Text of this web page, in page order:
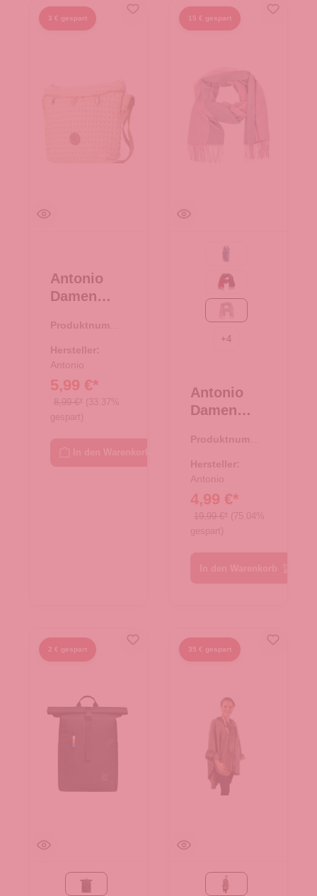
3 € gespart
Antonio
Damen
Tasche XS
- beige
Produktnumme
Hersteller:
Antonio
5,99 €*
8,99 €* (33.37%
gespart)
15 € gespart
69-navy
bordeaux/grau
+4
Antonio
Damen
Cashmera
- rosa/grau
Produktnumme
Hersteller:
Antonio
4,99 €*
19,99 €* (75.04%
gespart)
2 € gespart 35 € gespart
Taupe